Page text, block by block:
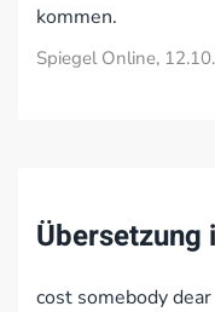
kommen.
Spiegel Online,
Übersetzung
cost somebody dear